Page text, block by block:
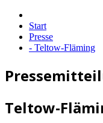
Start
Presse
- Teltow-Fläming
Teltow-